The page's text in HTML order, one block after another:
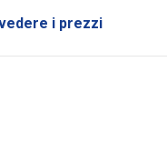
i prezzi